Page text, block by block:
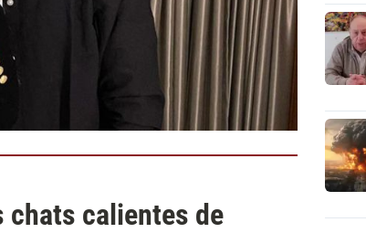
chats calientes de